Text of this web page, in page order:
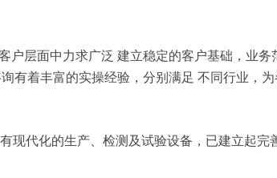
层面中力求广泛 建立稳定的客户基础，业务
有着丰富的实操经验，分别满足 不同行业，
现代化的生产、检测及试验设备，已建立起完